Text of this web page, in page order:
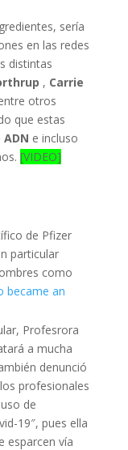
sería
en las redes
distintas
, Carrie
otros
que estas
e incluso
[VIDEO]
de Pfizer
particular
como
became an
Profesrora
a mucha
denunció
profesionales
de
19″, pues ella
esparcen vía